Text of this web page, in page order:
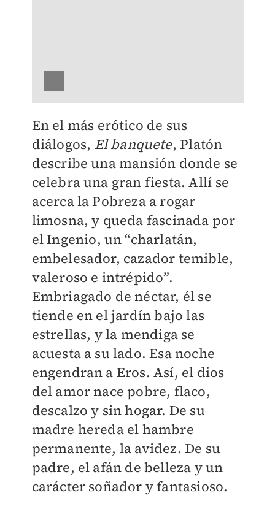
En el más erótico de sus
diálogos, El banquete, Platón
describe una mansión donde se
celebra una gran fiesta. Allí se
acerca la Pobreza a rogar
limosna, y queda fascinada por
el Ingenio, un “charlatán,
embelesador, cazador temible,
valeroso e intrépido”.
Embriagado de néctar, él se
tiende en el jardín bajo las
estrellas, y la mendiga se
acuesta a su lado. Esa noche
engendran a Eros. Así, el dios
del amor nace pobre, flaco,
descalzo y sin hogar. De su
madre hereda el hambre
permanente, la avidez. De su
padre, el afán de belleza y un
carácter soñador y fantasioso.